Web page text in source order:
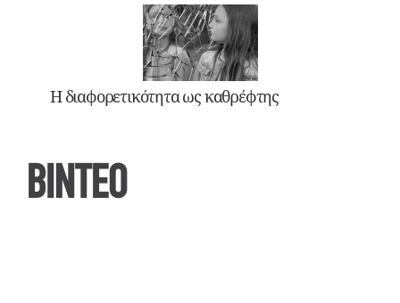
Η διαφορετικότητα ως καθρέφτης
ΒΙΝΤΕΟ